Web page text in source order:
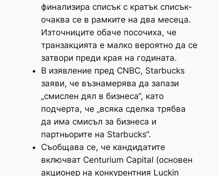
финализира списък с кратък списък-
очаква се в рамките на два месеца.
Източниците обаче посочиха, че
транзакцията е малко вероятно да се
затвори преди края на годината.
В изявление пред CNBC, Starbucks
заяви, че възнамерява да запази
„смислен дял в бизнеса“, като
подчерта, че „всяка сделка трябва
да има смисъл за бизнеса и
партньорите на Starbucks“.
Съобщава се, че кандидатите
включват Centurium Capital (основен
акционер на конкурентния Luckin